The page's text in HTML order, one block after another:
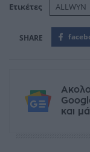
Ετικέτες ALLWYN
και